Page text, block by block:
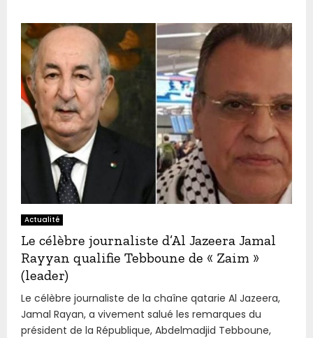
Actualité
Le célèbre journaliste d’Al Jazeera Jamal
Rayyan qualifie Tebboune de « Zaim »
(leader)
Le célèbre journaliste de la chaîne qatarie Al Jazeera,
Jamal Rayan, a vivement salué les remarques du
président de la République, Abdelmadjid Tebboune,